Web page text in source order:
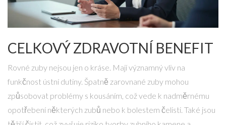
CELKOVÝ ZDRAVOTNÍ BENEFIT
Rovné zuby nejsou jen o kráse. Mají významný vliv na
funkčnost ústní dutiny. Špatně zarovnané zuby mohou
způsobovat problémy s kousáním, což vede k nadměrnému
opotřebení některých zubů nebo k bolestem čelisti. Také jsou